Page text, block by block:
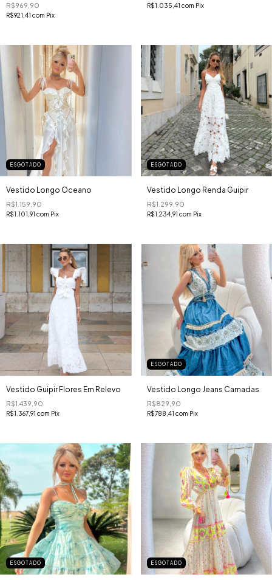
R$969,90
R$921,41 com Pix
R$1.035,41 com Pix
ESGOTADO
Vestido Longo Oceano
R$1.159,90
R$1.101,91 com Pix
ESGOTADO
Vestido Longo Renda Guipir
R$1.299,90
R$1.234,91 com Pix
Vestido Guipir Flores Em Relevo
R$1.439,90
R$1.367,91 com Pix
ESGOTADO
Vestido Longo Jeans Camadas
R$829,90
R$788,41 com Pix
ESGOTADO ESGOTADO